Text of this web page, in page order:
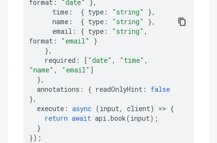
format : "date"
},
time : { type : "string"
},
name : { type : "string"
},
email : { type : "string" ,
format : "email"
}
},
required : [ "date" , "time" ,
"name" , "email" ]
},
annotations : { readOnlyHint :
false
},
execute : async (input, client) => {
return await api .book(input);
}
});